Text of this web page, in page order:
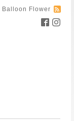
Balloon Flower